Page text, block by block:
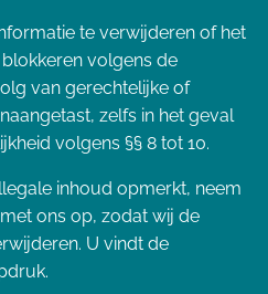
te verwijderen of het
volgens de
van gerechtelijke of
zelfs in het geval
volgens §§ 8 tot 10.
inhoud opmerkt, neem
ons op, zodat wij de
U vindt de